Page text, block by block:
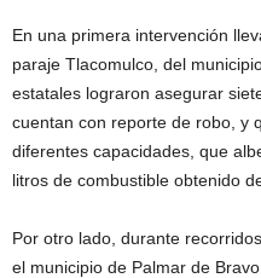
En una primera intervención
paraje Tlacomulco, del
estatales lograron asegurar
cuentan con reporte de robo, y
diferentes capacidades, que
litros de combustible obtenido
Por otro lado, durante
el municipio de Palmar de